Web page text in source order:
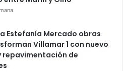
Estefanía Mercado obras
Villamar 1 con nuevo
repavimentación de